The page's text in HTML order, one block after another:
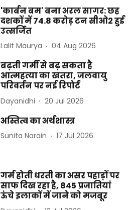
'कार्बन बम' बना अरल सागर: छह
दशकों में 74.8 करोड़ टन सीओ2 हुई
उत्सर्जित
Lalit Maurya 04 Aug 2026
बढ़ती गर्मी से बढ़ सकता है
आत्महत्या का खतरा, जलवायु
परिवर्तन पर नई रिपोर्ट
Dayanidhi 20 Jul 2026
अस्तित्व का अर्थशास्त्र
Sunita Narain 17 Jul 2026
गर्म होती धरती का असर पहाड़ों पर
साफ दिख रहा है, 845 प्रजातियां
ऊंचे इलाकों में जाने को मजबूर